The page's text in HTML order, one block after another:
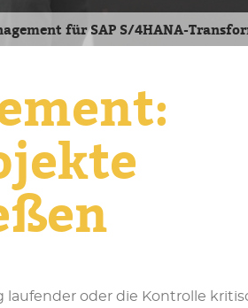
für SAP S/4HANA-
oder die Kontrolle